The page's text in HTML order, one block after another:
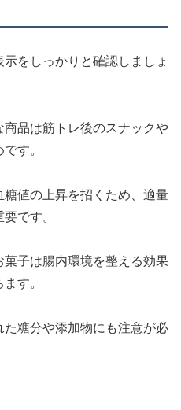
をしっかりと確認しましょ
品は筋トレ後のスナックや
す。
値の上昇を招くため、適量
です。
子は腸内環境を整える効果
す。
糖分や添加物にも注意が必